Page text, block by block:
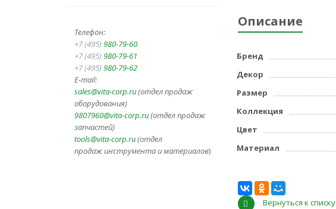
Телефон:
+7 (495) 980-79-60
+7 (495) 980-79-61
+7 (495) 980-79-62
E-mail:
sales@vita-corp.ru(отдел продаж
оборудования)
9807960@vita-corp.ru(отдел продаж
запчастей)
tools@vita-corp.ru(отдел
продаж инструмента иматериалов)
Описание
Бренд
Декор
Размер
Коллекция
Цвет
Материал
Вернуться к списку